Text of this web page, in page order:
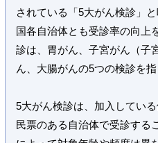
されている「5大がん検診」
国各自治体とも受診率の向上
診は、胃がん、子宮がん（子
ん、大腸がんの5つの検診を指
5大がん検診は、加入してい
民票のある自治体で受診する